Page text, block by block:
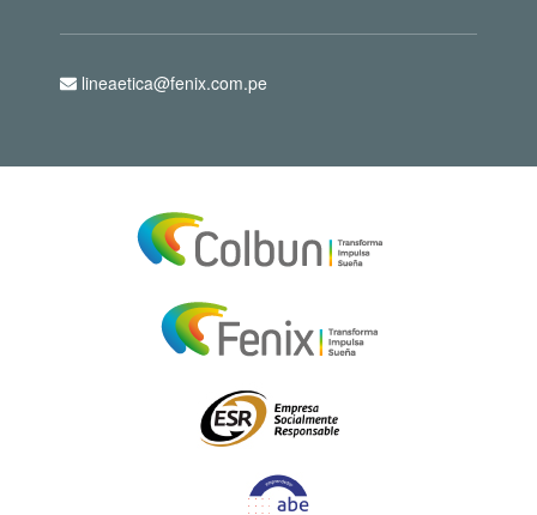
lineaetica@fenix.com.pe